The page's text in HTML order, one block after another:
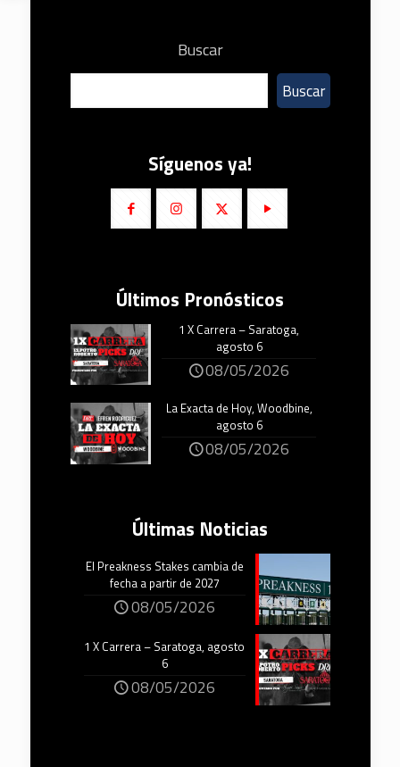
Buscar
Buscar
Síguenos ya!
Últimos Pronósticos
1 X Carrera – Saratoga,
agosto 6
08/05/2026
La Exacta de Hoy, Woodbine,
agosto 6
08/05/2026
Últimas Noticias
El Preakness Stakes cambia de
fecha a partir de 2027
08/05/2026
1 X Carrera – Saratoga, agosto
6
08/05/2026